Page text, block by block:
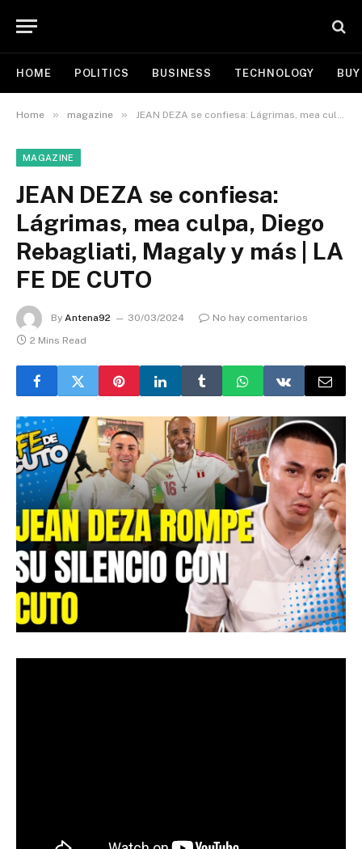
HOME POLITICS BUSINESS TECHNOLOGY
Home » magazine » JEAN DEZA se confiesa: Lágrimas, mea culpa, Diego Rebagliati, Magaly y más | LA FE DE CUTO
MAGAZINE
JEAN DEZA se confiesa:
Lágrimas, mea culpa, Diego
Rebagliati, Magaly y más | LA
FE DE CUTO
By Antena92 30/03/2024
No hay comentarios
2 Mins Read